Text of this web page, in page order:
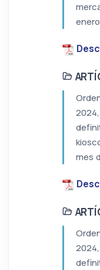
mes